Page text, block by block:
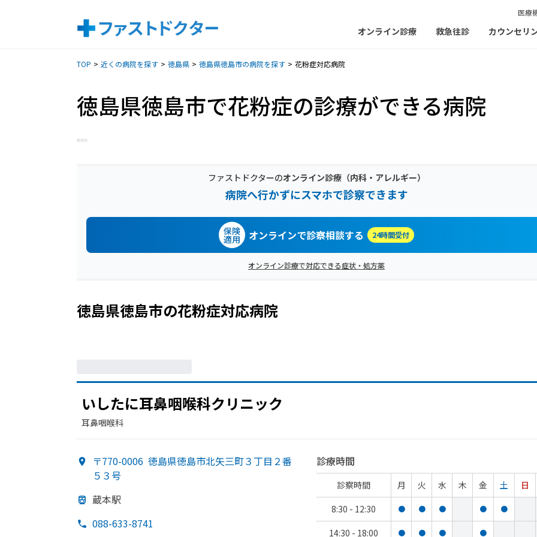
医療
オンライン診療 救急往診 カウンセリ
TOP 近くの病院を探す 徳島県 徳島県徳島市の病院を探す 花粉症対応病院
徳島県徳島市で花粉症の診療ができる病院
ファストドクターのオンライン診療（内科・アレルギー）
病院へ行かずにスマホで診察できます
保険
適用 オンラインで診察相談する 24時間受付
オンライン診療で対応できる症状・処方薬
徳島県徳島市の花粉症対応病院
いしたに耳鼻咽喉科クリニック
耳鼻咽喉科
〒770-0006 徳島県徳島市北矢三町３丁目２番
５３号
蔵本駅
088-633-8741
診療時間
診察時間 月 火 水 木 金 土
日
8:30 - 12:30
● ● ● ● ●
14:30 - 18:00 ● ● ● ●